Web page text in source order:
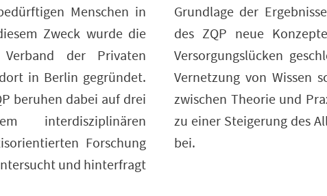
Menschen in
Zweck wurde die
der Privaten
in Berlin gegründet.
beruhen dabei auf drei
interdisziplinären
Forschung
und hinterfragt
die Wissenschaftler
mit denen
sollen. Durch die
ZQP eine Verbindung
Pflege und trägt damit
in der Gesellschaft
bei.